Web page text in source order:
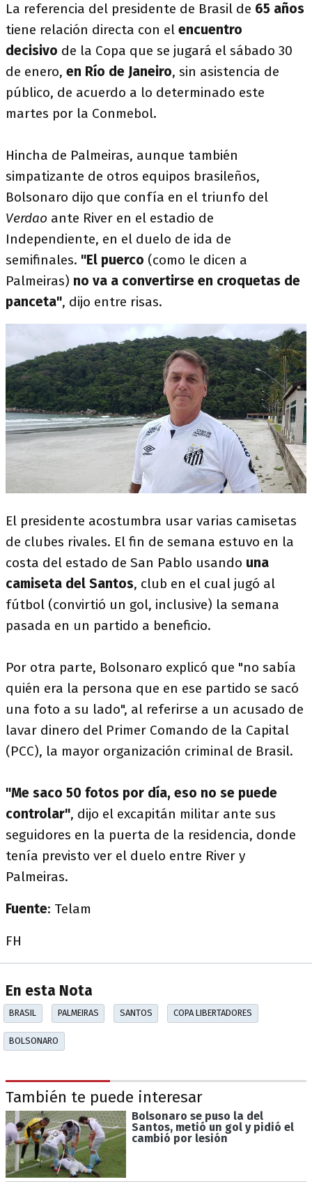
La referencia del presidente de Brasil de 65 años
tiene relación directa con el encuentro
decisivo de la Copa que se jugará el sábado 30
de enero, en Río de Janeiro, sin asistencia de
público, de acuerdo a lo determinado este
martes por la Conmebol.
Hincha de Palmeiras, aunque también
simpatizante de otros equipos brasileños,
Bolsonaro dijo que confía en el triunfo del
Verdao ante River en el estadio de
Independiente, en el duelo de ida de
semifinales. "El puerco (como le dicen a
Palmeiras) no va a convertirse en croquetas de
panceta", dijo entre risas.
El presidente acostumbra usar varias camisetas
de clubes rivales. El fin de semana estuvo en la
costa del estado de San Pablo usando una
camiseta del Santos, club en el cual jugó al
fútbol (convirtió un gol, inclusive) la semana
pasada en un partido a beneficio.
Por otra parte, Bolsonaro explicó que "no sabía
quién era la persona que en ese partido se sacó
una foto a su lado", al referirse a un acusado de
lavar dinero del Primer Comando de la Capital
(PCC), la mayor organización criminal de Brasil.
"Me saco 50 fotos por día, eso no se puede
controlar", dijo el excapitán militar ante sus
seguidores en la puerta de la residencia, donde
tenía previsto ver el duelo entre River y
Palmeiras.
Fuente: Telam
FH
En esta Nota
BRASIL PALMEIRAS SANTOS COPA LIBERTADORES
BOLSONARO
También te puede interesar
Bolsonaro se puso la del
Santos, metió un gol y pidió el
cambió por lesión